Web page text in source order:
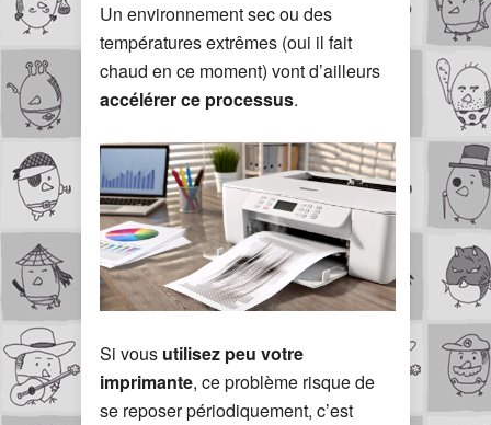
Un environnement sec ou des
températures extrêmes (oui il fait
chaud en ce moment) vont d’ailleurs
accélérer ce processus.
Si vous utilisez peu votre
imprimante, ce problème risque de
se reposer périodiquement, c’est